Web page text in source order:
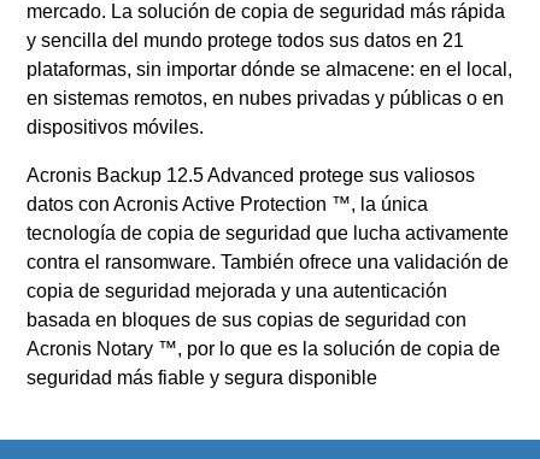
mercado. La solución de copia de seguridad más rápida
y sencilla del mundo protege todos sus datos en 21
plataformas, sin importar dónde se almacene: en el local,
en sistemas remotos, en nubes privadas y públicas o en
dispositivos móviles.
Acronis Backup 12.5 Advanced protege sus valiosos
datos con Acronis Active Protection ™, la única
tecnología de copia de seguridad que lucha activamente
contra el ransomware. También ofrece una validación de
copia de seguridad mejorada y una autenticación
basada en bloques de sus copias de seguridad con
Acronis Notary ™, por lo que es la solución de copia de
seguridad más fiable y segura disponible